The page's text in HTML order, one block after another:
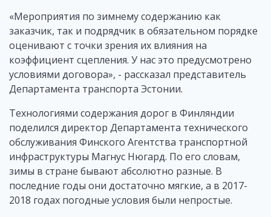
«Мероприятия по зимнему содержанию как
заказчик, так и подрядчик в обязательном порядке
оценивают с точки зрения их влияния на
коэффициент сцепления. У нас это предусмотрено
условиями договора», - рассказал представитель
Департамента транспорта Эстонии.
Технологиями содержания дорог в Финляндии
поделился директор Департамента технического
обслуживания Финского Агентства транспортной
инфраструктуры Магнус Нюгард. По его словам,
зимы в стране бывают абсолютно разные. В
последние годы они достаточно мягкие, а в 2017-
2018 годах погодные условия были непростые.